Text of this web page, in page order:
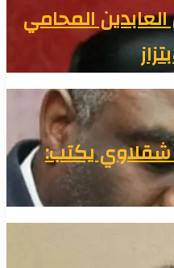
المحامي
شقلاوي يكتب: